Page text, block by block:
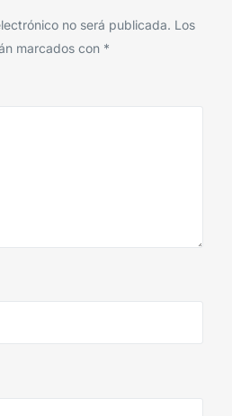
no será publicada. Los
marcados con *